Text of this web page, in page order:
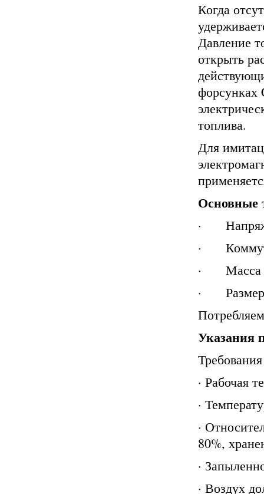
Когда
Давление
открыть
форсунках
топлива.
Для
Основные
·
·
· Масса
· Размеры
Указания
· Рабочая
·
·
80%,
·
· Воздух